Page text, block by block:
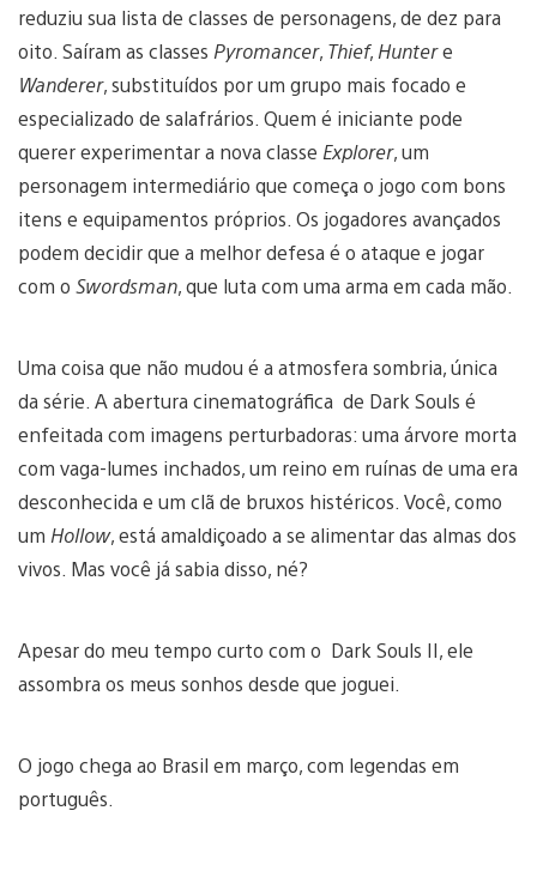
reduziu sua lista de classes de personagens, de dez para
oito. Saíram as classes Pyromancer, Thief, Huntere
Wanderer, substituídos por um grupo mais focado e
especializado de salafrários. Quem é iniciante pode
querer experimentar a nova classe Explorer, um
personagem intermediário que começa o jogo com bons
itens e equipamentos próprios. Os jogadores avançados
podem decidir que a melhor defesa é o ataque e jogar
com o Swordsman, que luta com uma arma em cada mão.
Uma coisa que não mudou é a atmosfera sombria, única
da série. A abertura cinematográfica de Dark Souls é
enfeitada com imagens perturbadoras: uma árvore morta
com vaga-lumes inchados, um reino em ruínas de uma era
desconhecida e um clã de bruxos histéricos. Você, como
um Hollow, está amaldiçoado a se alimentar das almas dos
vivos. Mas você já sabia disso, né?
Apesar do meu tempo curto com o Dark Souls II, ele
assombra os meus sonhos desde que joguei.
O jogo chega ao Brasil em março, com legendas em
português.